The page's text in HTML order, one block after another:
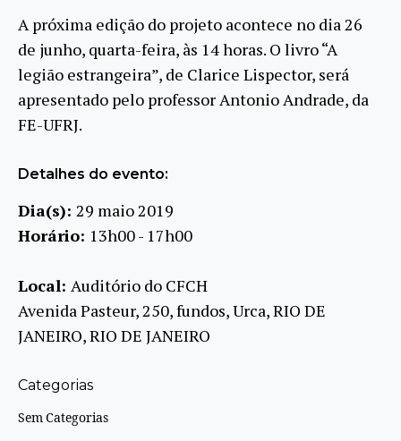
A próxima edição do projeto acontece no dia 26
de junho, quarta-feira, às 14 horas. O livro “A
legião estrangeira”, de Clarice Lispector, será
apresentado pelo professor Antonio Andrade, da
FE-UFRJ.
Detalhes do evento:
Dia(s): 29 maio 2019
Horário: 13h00 - 17h00
Local: Auditório do CFCH
Avenida Pasteur, 250, fundos, Urca, RIO DE
JANEIRO, RIO DE JANEIRO
Categorias
Sem Categorias